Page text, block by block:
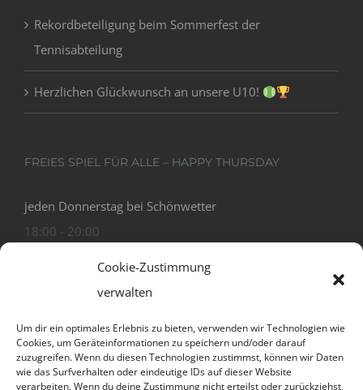
Cookie-Zustimmung
verwalten
Um dir ein optimales Erlebnis zu bieten, verwenden wir Technologien wie
Cookies, um Geräteinformationen zu speichern und/oder darauf
zuzugreifen. Wenn du diesen Technologien zustimmst, können wir Daten
wie das Surfverhalten oder eindeutige IDs auf dieser Website
verarbeiten. Wenn du deine Zustimmung nicht erteilst oder zurückziehst,
Rekordbeteiligung beim Sommerfest der
Tennisabteilung
Herzlichen Glückwunsch an unsere U10!
FREIES SPIEL FÜR ALLE – HAPPY THURSDAY
jeden Donnerstag bei Schönwetter
18:00 - 20:00